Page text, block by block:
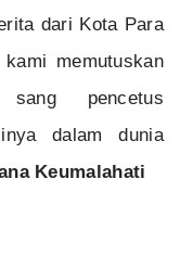
dari Kota Para
memutuskan
pencetus
dalam dunia
Keumalahati